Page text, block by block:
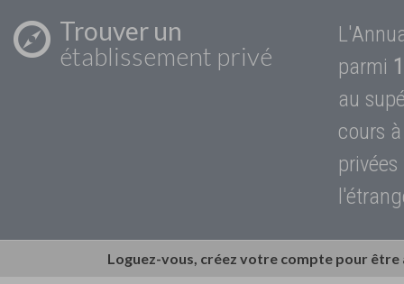
Trouver un
établissement privé
parmi
au
cours
Loguez-vous, créez votre compte pour